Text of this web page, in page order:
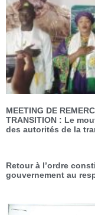
MEETING DE
TRANSITION : Le
des autorités de la
Retour à l’ordre
gouvernement au